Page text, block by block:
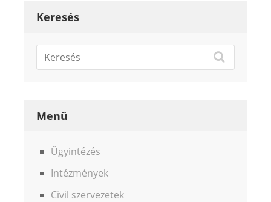
Keresés
Menü
Ügyintézés
Intézmények
Civil szervezetek